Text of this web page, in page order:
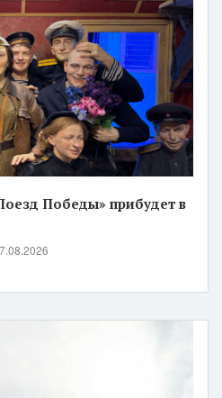
Победы» прибудет в